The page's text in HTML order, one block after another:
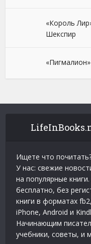
«Король
Шекспир
Ищете что
У нас: свежие
на популярные
бесплатно, без
книги в форматах
iPhone, Android и
Начинающим
учебники, советы, и